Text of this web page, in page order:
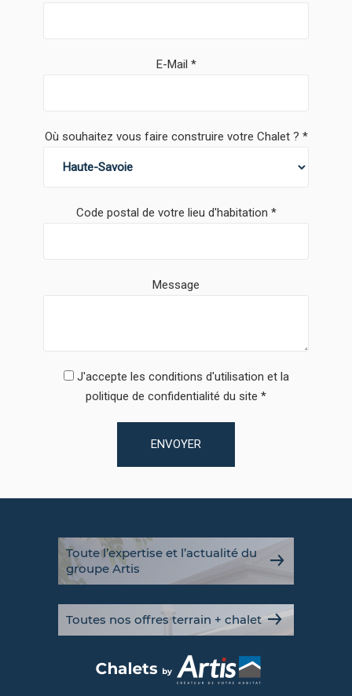
E-Mail
Où souhaitez vous faire construire votre Chalet ?
Code postal de votre lieu d'habitation
Message
J'accepte les conditions d'utilisation et la
politique de confidentialité du site
ENVOYER
Toute l’expertise et l’actualité du
groupe Artis
Toutes nos offres terrain + chalet